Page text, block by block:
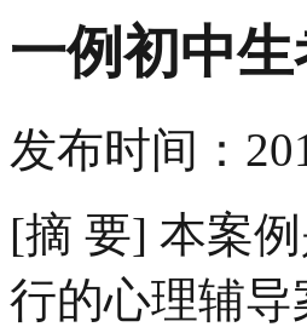
一例初中
发布时间：
[摘 要] 本案
行的心理辅